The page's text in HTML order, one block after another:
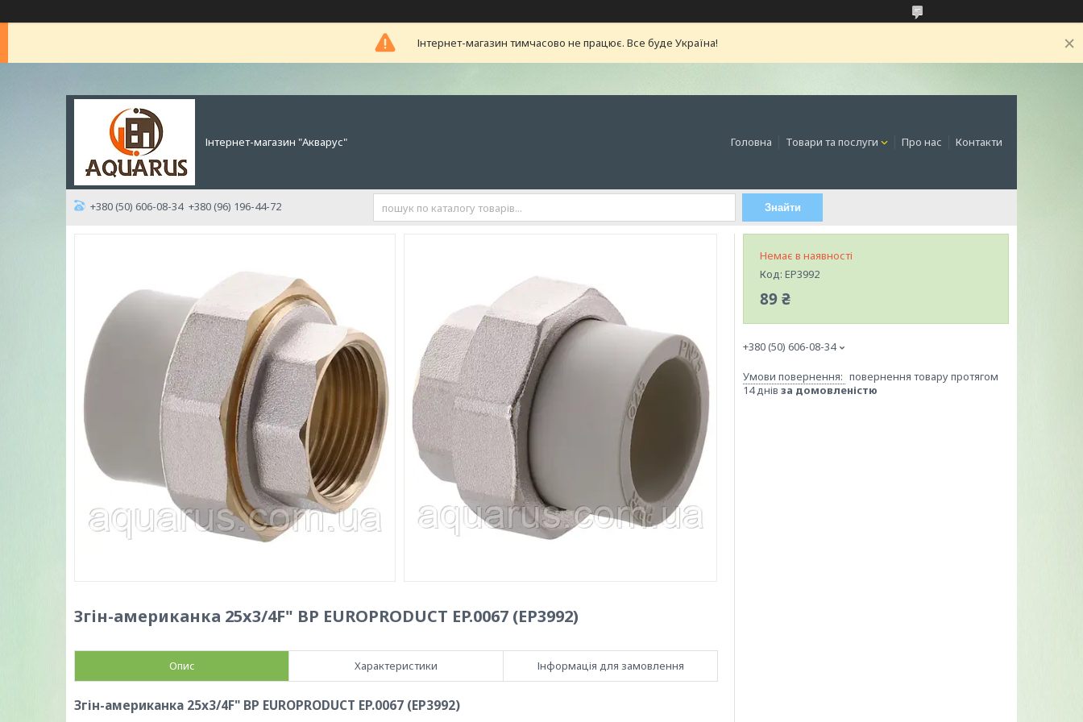
Інтернет-магазин тимчасово не працює. Все буде Україна!
Інтернет-магазин "Акварус" Головна Товари та послуги Про нас Контакти
+380 (50) 606-08-34 +380 (96) 196-44-72 Знайти
Згін-американка 25x3/4F" ВР EUROPRODUCT EP.0067 (EP3992)
Опис Характеристики Інформація для замовлення
Згін-американка 25x3/4F" ВР EUROPRODUCT EP.0067 (EP3992)
Немає в наявності
Код: EP3992
89 ₴
+380 (50) 606-08-34
повернення товару протягом
14 днів за домовленістю